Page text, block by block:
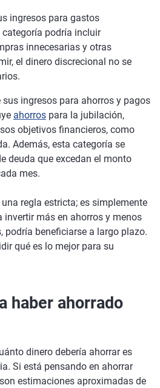
ingresos para gastos
podría incluir
innecesarias y otras
el dinero discrecional no se
sus ingresos para ahorros y pagos
ahorros para la jubilación,
objetivos financieros, como
Además, esta categoría se
deuda que excedan el monto
mes.
regla estricta; es simplemente
invertir más en ahorros y menos
podría beneficiarse a largo plazo.
qué es lo mejor para su
haber ahorrado
dinero debería ahorrar es
Si está pensando en ahorrar
estimaciones aproximadas de